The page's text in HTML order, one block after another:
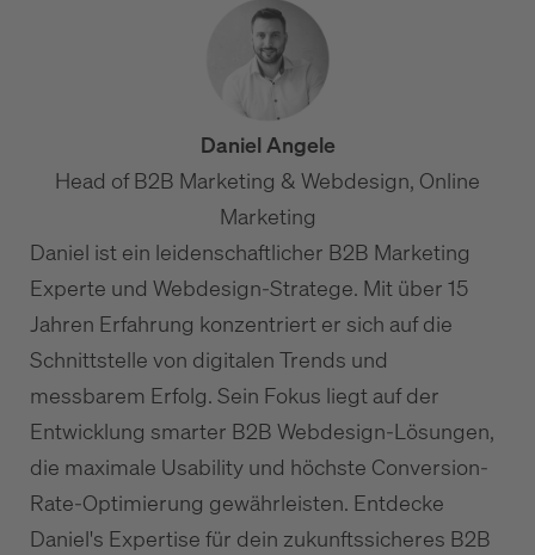
Daniel Angele
Head of B2B Marketing & Webdesign, Online
Marketing
Daniel ist ein leidenschaftlicher B2B Marketing
Experte und Webdesign-Stratege. Mit über 15
Jahren Erfahrung konzentriert er sich auf die
Schnittstelle von digitalen Trends und
messbarem Erfolg. Sein Fokus liegt auf der
Entwicklung smarter B2B Webdesign-Lösungen,
die maximale Usability und höchste Conversion-
Rate-Optimierung gewährleisten. Entdecke
Daniel's Expertise für dein zukunftssicheres B2B